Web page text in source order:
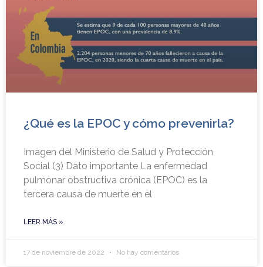
¿Qué es la EPOC y cómo prevenirla?
Imagen del Ministerio de Salud y Protección
Social (3) Dato importante La enfermedad
pulmonar obstructiva crónica (EPOC) es la
tercera causa de muerte en el
LEER MÁS »
17 de noviembre de 2022 No hay comentarios